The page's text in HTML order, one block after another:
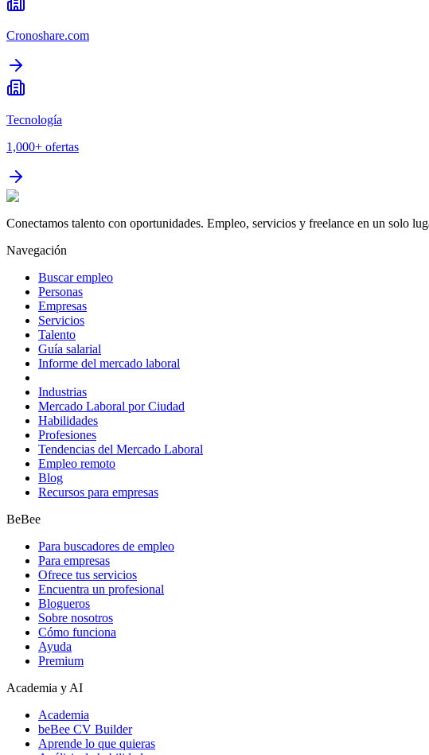
Cronoshare.com
Tecnología
1,000+ ofertas
Conectamos talento con oportunidades. Empleo, servicios y freelance en un solo
Navegación
Buscar empleo
Personas
Empresas
Servicios
Talento
Guía salarial
Informe del mercado laboral
Industrias
Mercado Laboral por Ciudad
Habilidades
Profesiones
Tendencias del Mercado Laboral
Empleo remoto
Blog
Recursos para empresas
BeBee
Para buscadores de empleo
Para empresas
Ofrece tus servicios
Encuentra un profesional
Blogueros
Sobre nosotros
Cómo funciona
Ayuda
Premium
Academia y AI
Academia
beBee CV Builder
Aprende lo que quieras